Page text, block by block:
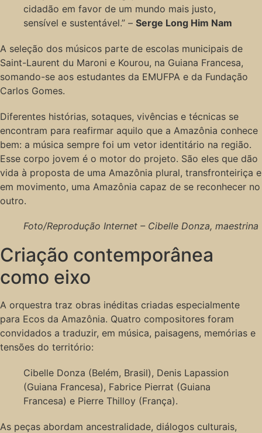
cidadão em favor de um mundo mais justo,
sensível e sustentável.” – Serge Long Him Nam
A seleção dos músicos parte de escolas municipais de
Saint-Laurent du Maroni e Kourou, na Guiana Francesa,
somando-se aos estudantes da EMUFPA e da Fundação
Carlos Gomes.
Diferentes histórias, sotaques, vivências e técnicas se
encontram para reafirmar aquilo que a Amazônia conhece
bem: a música sempre foi um vetor identitário na região.
Esse corpo jovem é o motor do projeto. São eles que dão
vida à proposta de uma Amazônia plural, transfronteiriça e
em movimento, uma Amazônia capaz de se reconhecer no
outro.
Foto/Reprodução Internet – Cibelle Donza, maestrina
Criação contemporânea
como eixo
A orquestra traz obras inéditas criadas especialmente
para Ecos da Amazônia. Quatro compositores foram
convidados a traduzir, em música, paisagens, memórias e
tensões do território:
Cibelle Donza (Belém, Brasil), Denis Lapassion
(Guiana Francesa), Fabrice Pierrat (Guiana
Francesa) e Pierre Thilloy (França).
As peças abordam ancestralidade, diálogos culturais,